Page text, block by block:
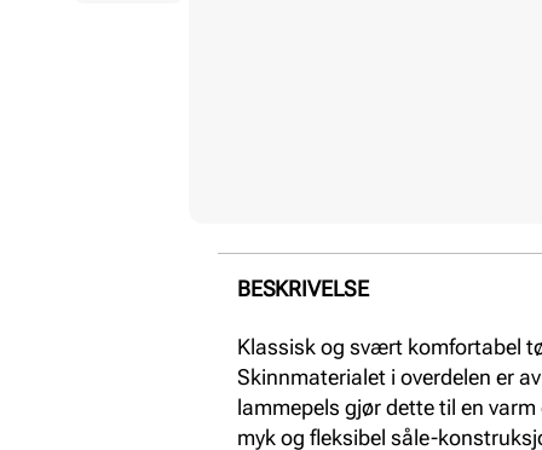
BESKRIVELSE
Klassisk og svært komfortabel
Skinnmaterialet i overdelen er
lammepels gjør dette til en
myk og fleksibel såle-